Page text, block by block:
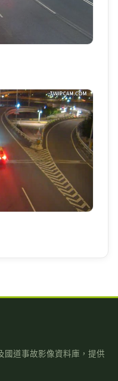
國道事故影像資料庫，提供